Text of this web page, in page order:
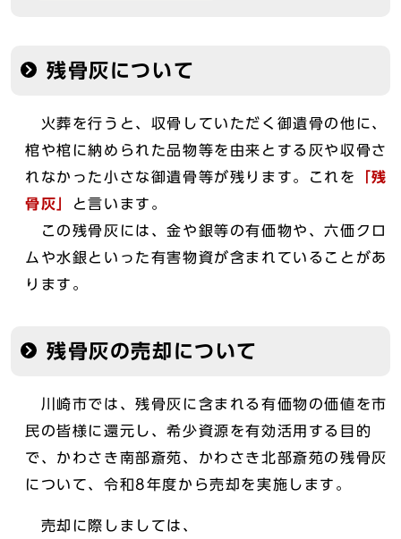
残骨灰について
火葬を行うと、収骨していただく御遺骨の他に、
棺や棺に納められた品物等を由来とする灰や収骨さ
れなかった小さな御遺骨等が残ります。これを
「残
骨灰」
と言います。
この残骨灰には、金や銀等の有価物や、六価クロ
ムや水銀といった有害物資が含まれていることがあ
ります。
残骨灰の売却について
川崎市では、残骨灰に含まれる有価物の価値を市
民の皆様に還元し、希少資源を有効活用する目的
で、かわさき南部斎苑、かわさき北部斎苑の残骨灰
について、令和8年度から売却を実施します。
売却に際しましては、